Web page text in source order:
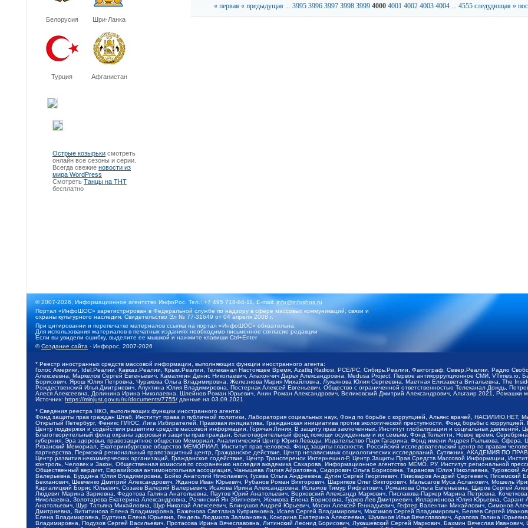
Белорусия Шри-Ланка
Турция Афганистан
Острые козырьки смотреть
онлайн все сезоны и серии.
Всегда свежие новости из
мира WordPress
Смотреть Танцы на ТНТ
бесплатно
« первая « предыдущая ... 3995 3996 3997 3998 3999 4000 4001 4002 4003 4004 ... 4555 следудющая »
© 2007-2026, Информационное агентство ИнфоРос. Тел.: +7 495 718-84-11, E-mail:info@infoshos.ru
Портал «ИнфоШОС» зарегистрирован в Федеральной службе по надзору в сфере массовых коммуникаций, связи и
охраны культурного наследия. Свидетельство Эл № 77-31649 от 04 апреля 2008 г.
При цитировании и перепечатке материалов ссылка на портал «ИнфоШОС» обязательна.
Для использования материалов в печатных изданиях необходимо письменное согласие редакции
Если вы увидели ошибку, выделите ее мышкой и нажмите клавиши Ctrl+Enter
©Создание сайта - Инфорос, 2007-2026
* Реестр иностранных средств массовой информации, выполняющих функции иностранного агента:
Голос Америки, Idel.Реалии, Кавказ.Реалии, Крым.Реалии, Телеканал Настоящее Время, Azatliq Radiosi, PCE/PC, Сибирь.Реалии, Фактограф, Север.Реалии, Радио
Алексеевна, Маркелов Сергей Евгеньевич, Камалягин Денис Николаевич, Апахончич Дарья Александровна, Medusa Project, Первое антикоррупционное СМИ,
Борисович, Ярош Юлия Петровна, Чуракова Ольга Владимировна, Железнова Мария Михайловна, Лукьянова Юлия Сергеевна, Маетная Елизавета Витальевна, The
Рождественский Илья Дмитриевич, Апухтина Юлия Владимировна, Постернак Алексей Евгеньевич, Общество с ограниченной ответственностью Телеканал Дождь,
Алеся Алексеевна, Долинина Ирина Николаевна, Шлейнов Роман Юрьевич, Анин Роман Александрович, Великовский Дмитрий Александрович, Альтаир 2021, Ромашки
Источник: https://minjust.gov.ru/ru/documents/7755/ данные на 03.09.2021
* Сведения реестра НКО, выполняющих функции иностранного агента:
Фонд защиты прав граждан Штаб, Институт права и публичной политики, Лаборатория социальных наук, Фонд по борьбе с коррупцией, Альянс врачей,
Открытый Петербург, Феникс ПЛЮС, Лига Избирателей, Правовая инициатива, Гражданская инициатива против экологической преступности, Фонд борьбы с
Центр поддержки и содействия развитию средств массовой информации, Горячая Линия, В защиту прав заключенных, Институт глобализации и социальных
Благотворительный фонд охраны здоровья и защиты прав граждан, Благотворительный фонд помощи осужденным и их семьям, Фонд Тольятти, Новое время,
губерния, Эра здоровья, правозащитное общество Мемориал, Аналитический Центр Юрия Левады, Издательство Парк Гагарина, Фонд имени Андрея Рылькова,
Рязанский Мемориал, Екатеринбургское общество МЕМОРИАЛ, Институт прав человека, Фонд защиты гласности, Российский исследовательский центр по правам
партнерства, Пермский региональный правозащитный центр, Гражданское действие, Центр независимых социологических исследований, Сутяжник, АКАДЕМИЯ ПО
Центр развития некоммерческих организаций, Гражданское содействие, Центр Трансперенси Интернешнл-Р, Центр Защиты Прав Средств Массовой Информации,
контроль, Человек и Закон, Общественная комиссия по сохранению наследия академика Сахарова, Информационное агентство МЕМО. РУ, Институт региональной
Общественный вердикт, Евразийская антимонопольная ассоциация, Чанышева Лилия Айратовна, Сидорович Ольга Борисовна, Таранова Юлия Николаевна, Туровский
Валерьевна, Бурдина Юлия Владимировна, Бойко Анатолий Николаевич, Гусева Ольга Андреевна, Дугин Сергей Георгиевич, Пивоваров Андрей Сергеевич, Писемский
Бекханович, Шевченко Дмитрий Александрович, Жданов Иван Юрьевич, Рубанов Роман Викторович, Шарипков Олег Викторович, Мальсагов Муса Асланович, Мошель
Каргалицкий Борис Юльевич, Созаев Валерий Валерьевич, Исакова Ирина Александровна, Исламов Тимур Рифгатович, Романова Ольга Евгеньевна, Щаров Сергей
Людевиг Марина Зариевна, Федотова Галина Анатольевна, Паутов Юрий Анатольевич, Верховский Александр Маркович, Пислакова-Паркер Марина Петровна,
Николаевна, Золотарева Екатерина Александровна, Рачинский Ян Збигневич, Жемкова Елена Борисовна, Гудков Лев Дмитриевич, Илларионова Юлия Юрьевна,
Анатольевич, Щур Татьяна Михайловна, Щур Николай Алексеевич, Блинушов Андрей Юрьевич, Мосин Алексей Геннадьевич, Гефтер Валентин Михайлович, Симонов
Дмитриевна, Вититинова Елена Владимировна, Баженова Светлана Куприяновна, Исаев Сергей Владимирович, Максимов Сергей Владимирович, Беляев Сергей
Елена Владимировна, Буртина Елена Юрьевна, Гендель Людмила Залмановна, Кокорина Екатерина Алексеевна, Шуманов Илья Вячеславович, Арапова Галина
Владимировна, Подузов Сергей Васильевич, Протасова Ирина Вячеславовна, Литинский Леонид Борисович, Лукашевский Сергей Маркович, Бахмин Вячеслав